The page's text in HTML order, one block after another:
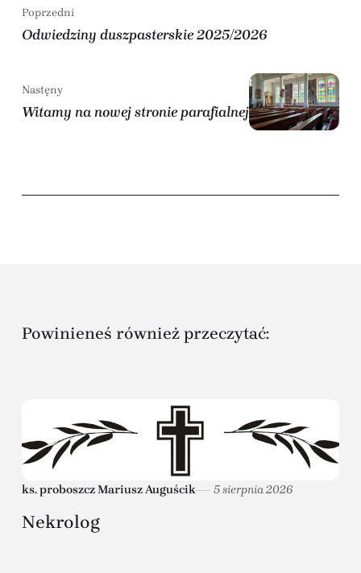
Poprzedni
Odwiedziny duszpasterskie 2025/2026
Nastęny
Witamy na nowej stronie parafialnej
Powinieneś również przeczytać:
ks. proboszcz Mariusz Auguścik 5 sierpnia 2026
Nekrolog